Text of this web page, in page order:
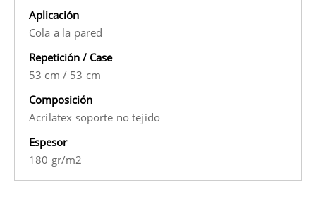
Aplicación
Cola a la pared
Repetición / Case
53 cm / 53 cm
Composición
Acrilatex soporte no tejido
Espesor
180 gr/m2